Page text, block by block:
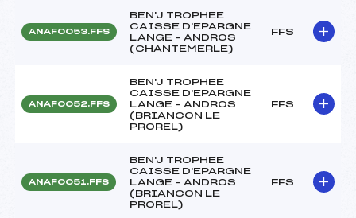
ANAF0053.FFS
BEN'J TROPHEE
CAISSE D'EPARGNE
LANGE – ANDROS
(CHANTEMERLE)
FFS
ANAF0052.FFS
BEN'J TROPHEE
CAISSE D'EPARGNE
LANGE – ANDROS
(BRIANCON LE
PROREL)
FFS
ANAF0051.FFS
BEN'J TROPHEE
CAISSE D'EPARGNE
LANGE – ANDROS
(BRIANCON LE
PROREL)
FFS